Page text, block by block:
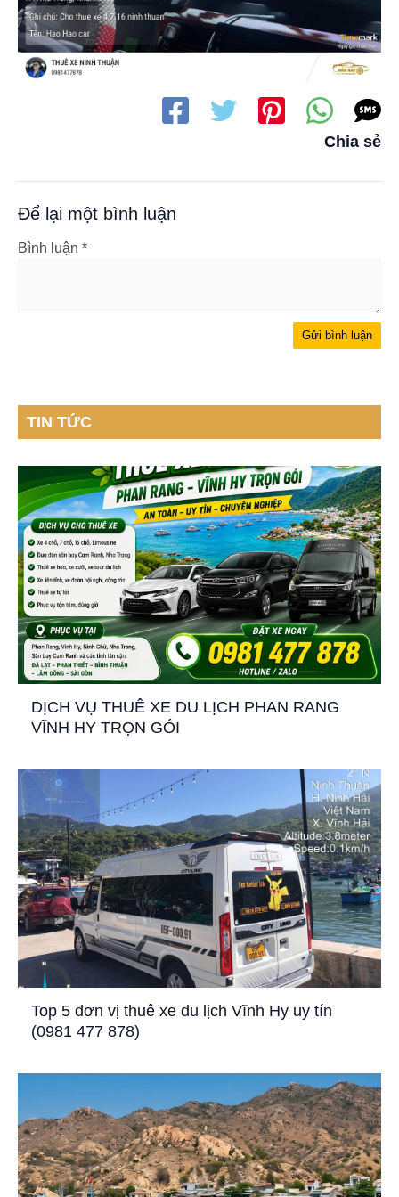
Chia sẻ
Để lại một bình luận
Bình luận *
TIN TỨC
DỊCH VỤ THUÊ XE DU LỊCH PHAN RANG
VĨNH HY TRỌN GÓI
Top 5 đơn vị thuê xe du lịch Vĩnh Hy uy tín
(0981 477 878)